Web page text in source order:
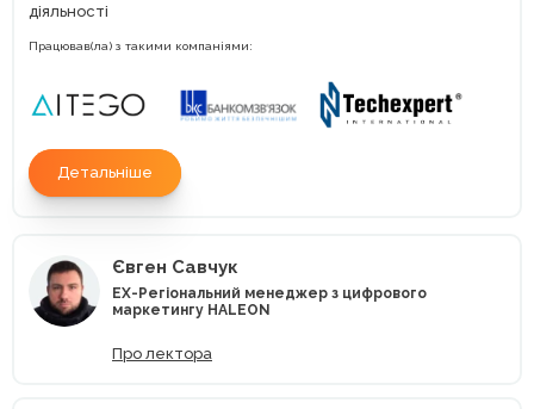
діяльності
Працював(ла) з такими компаніями:
Детальніше
Євген Савчук
EX-Регіональний менеджер з цифрового
маркетингу HALEON
Про лектора